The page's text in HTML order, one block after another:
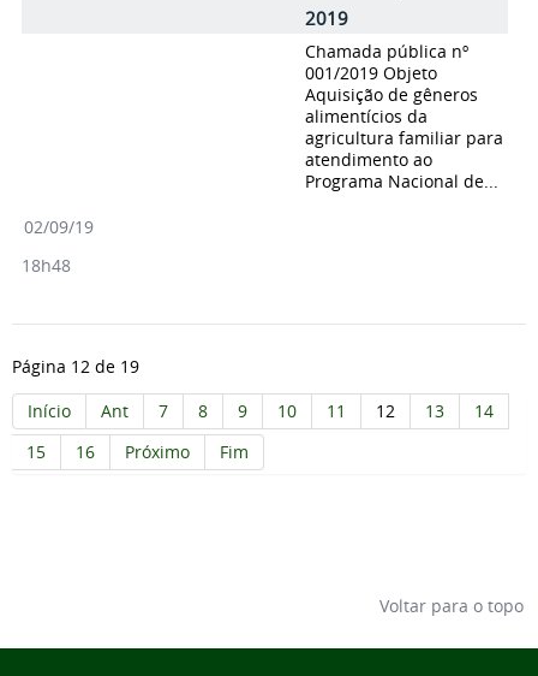
2019
Chamada pública nº
001/2019 Objeto
Aquisição de gêneros
alimentícios da
agricultura familiar para
atendimento ao
Programa Nacional de...
02/09/19
18h48
Página 12 de 19
Início
Ant 7 8 9 10 11 12 13
14
15
16 Próximo Fim
Voltar para o topo